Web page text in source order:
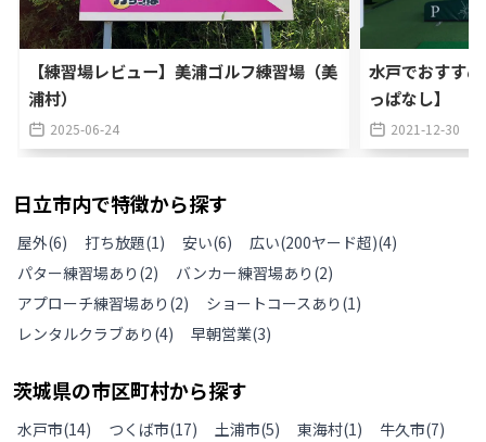
【練習場レビュー】美浦ゴルフ練習場（美
浦村）
2025-06-24
水戸でおすす
っぱなし】
2021-12-30
日立市内で特徴から探す
屋外(6) 打ち放題(1) 安い(6) 広い(200ヤード超)(4)
パター練習場あり (2) バンカー練習場あり (2)
アプローチ練習場あり (2) ショートコースあり (1)
レンタルクラブあり (4) 早朝営業(3)
茨城県の市区町村から探す
水戸市(14) つくば市(17) 土浦市(5) 東海村(1) 牛久市(7)